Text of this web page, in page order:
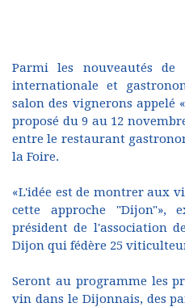
Parmi les nouveautés
internationale et
salon des vignerons appelé
proposé du 9 au 12
entre le restaurant
la Foire.
«L'idée est de montrer aux
cette approche "Dijon"»,
président de l'association
Dijon qui fédère 25
Seront au programme les
vin dans le Dijonnais, des